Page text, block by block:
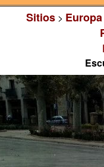
Sitios > Europa